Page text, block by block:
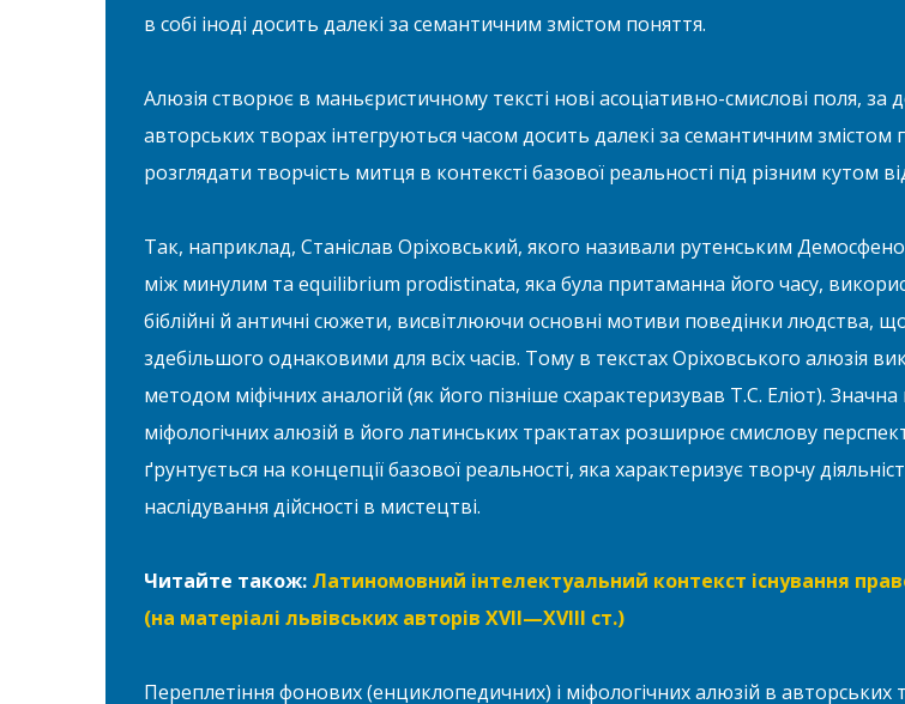
в собі іноді досить далекі за семантичним змістом поняття.
Алюзія створює в маньєристичному тексті нові асоціативно-смислові поля,
авторських творах інтегруються часом досить далекі за семантичним змістом
розглядати творчість митця в контексті базової реальності під різним кутом
Так, наприклад, Станіслав Оріховський, якого називали рутенським
між минулим та equilibrium prodistinata, яка була притаманна його часу,
біблійні й античні сюжети, висвітлюючи основні мотиви поведінки людства,
здебільшого однаковими для всіх часів. Тому в текстах Оріховського алюзія
методом міфічних аналогій (як його пізніше схарактеризував Т.С. Еліот). Значна
міфологічних алюзій в його латинських трактатах розширює смислову
ґрунтується на концепції базової реальності, яка характеризує творчу
наслідування дійсності в мистецтві.
Читайте також: Латиномовний інтелектуальний контекст існування
(на матеріалі львівських авторів XVІІ—XVIII ст.)
Переплетіння фонових (енциклопедичних) і міфологічних алюзій в авторських